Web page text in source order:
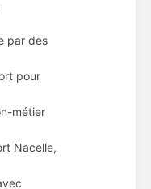
par des
pour
métier
Nacelle,